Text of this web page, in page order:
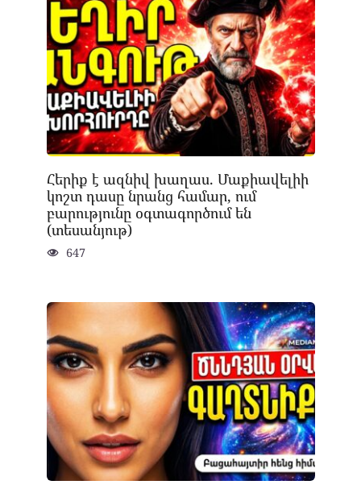
Հերիք է ազնիվ խաղաս. Մաքիավելիի
կոշտ դասը նրանց համար, ում
բարությունը օգտագործում են
(տեսանյութ)
647